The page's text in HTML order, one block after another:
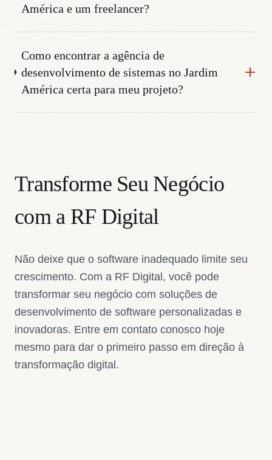
América e um freelancer?
Como encontrar a agência de
desenvolvimento de sistemas no Jardim
América certa para meu projeto?
Transforme Seu Negócio
com a RF Digital
Não deixe que o software inadequado limite seu
crescimento. Com a RF Digital, você pode
transformar seu negócio com soluções de
desenvolvimento de software personalizadas e
inovadoras. Entre em contato conosco hoje
mesmo para dar o primeiro passo em direção à
transformação digital.